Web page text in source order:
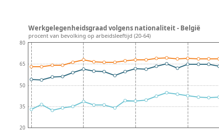
20
35
50
65
80
Werkgelegenheidsgraad volgens nationaliteit - België
procent van bevolking op arbeidsleeftijd (20-64)